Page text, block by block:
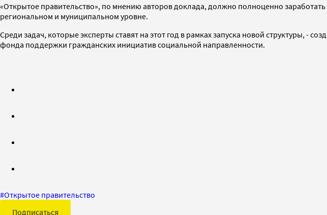
«Открытое правительство», по мнению авторов доклада, должно полноценно
региональном и муниципальном уровне.
Среди задач, которые эксперты ставят на этот год в рамках запуска новой структуры, -
фонда поддержки гражданских инициатив социальной направленности.
#Открытое правительство
Подписаться